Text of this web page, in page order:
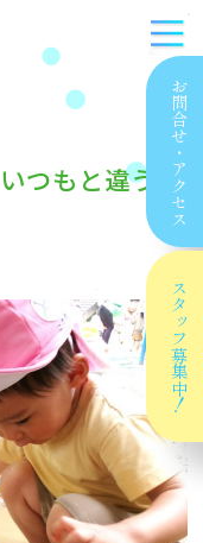
お問合せ
・
アクセス
スタッフ
募集中！
つもと違う電